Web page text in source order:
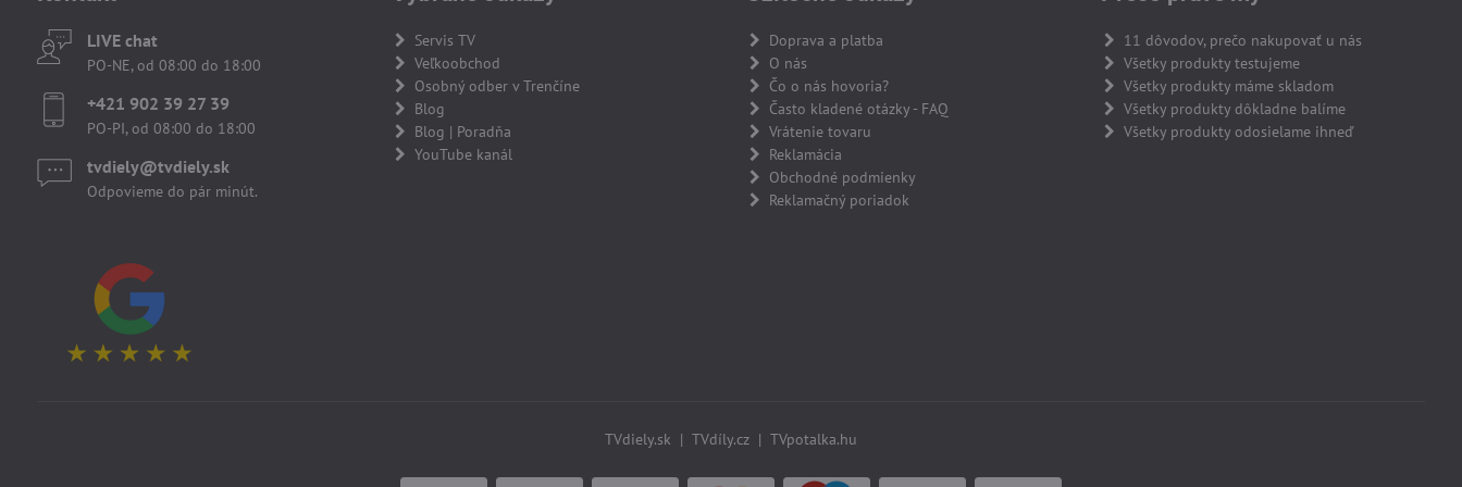
LIVE chat
PO-NE, od 08:00 do 18:00
+421 902 39 27 39
PO-PI, od 08:00 do 18:00
tvdiely​​@tvdiely​​.sk
Odpovieme do pár minút.
Servis TV
Veľkoobchod
Osobný odber v Trenčíne
Blog
Blog | Poradňa
YouTube kanál
Doprava a platba
O nás
Čo o nás hovoria?
Často kladené otázky - FAQ
Vrátenie tovaru
Reklamácia
Obchodné podmienky
Reklamačný poriadok
11 dôvodov, prečo nakupovať u nás
Všetky produkty testujeme
Všetky produkty máme skladom
Všetky produkty dôkladne balíme
Všetky produkty odosielame ihneď
TVdiely.sk | TVdíly.cz| TVpotalka.hu